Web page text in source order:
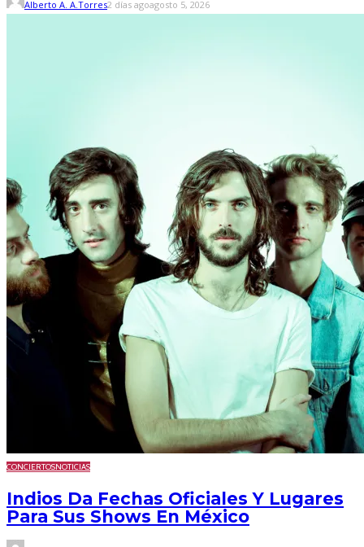
Alberto A. A.Torres2 días agoagosto 5, 2026
CONCIERTOSNOTICIAS
Indios Da Fechas Oficiales Y Lugares
Para Sus Shows En México